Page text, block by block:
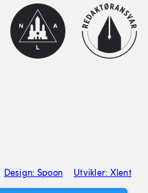
NAL
Design: Spoon Utvikler: Xlent